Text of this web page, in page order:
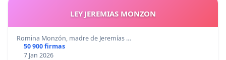
LEY JEREMIAS MONZON
Romina Monzón, madre de Jeremías …
50 900 firmas
7 Jan 2026